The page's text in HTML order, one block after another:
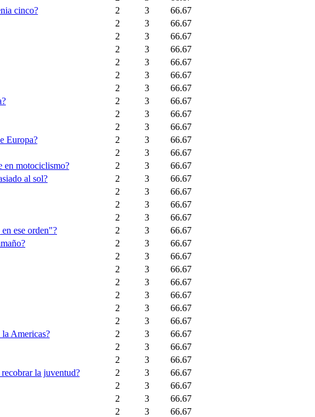
cinco? 2 3
66.67
2 3
66.67
2 3
66.67
2 3
66.67
2 3
66.67
2 3
66.67
2 3
66.67
2 3
66.67
2 3
66.67
2 3
66.67
Europa? 2 3
66.67
2 3
66.67
en motociclismo? 2 3
66.67
al sol? 2 3
66.67
2 3
66.67
2 3
66.67
2 3
66.67
ese orden"? 2 3
66.67
2 3
66.67
2 3
66.67
2 3
66.67
2 3
66.67
2 3
66.67
2 3
66.67
2 3
66.67
Americas? 2 3
66.67
2 3
66.67
2 3
66.67
la juventud? 2 3
66.67
2 3
66.67
2 3
66.67
2 3
66.67